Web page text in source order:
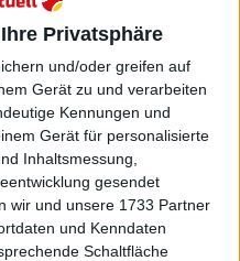
Privatsphäre
und/oder greifen auf
Gerät zu und verarbeiten
Kennungen und
Gerät für personalisierte
Inhaltsmessung,
gesendet
wir und unsere 1733 Partner
und Kenndaten
Schaltfläche
Er hat
Gast in verschiedenen
zu teilen und
Anerkennung und
eingebracht. Er
einflussreiche
sein Engagement für
seine Fähigkeit,
anregende